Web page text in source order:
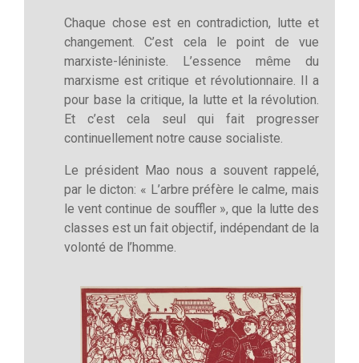
Chaque chose est en contradiction, lutte et
changement. C’est cela le point de vue
marxiste-léniniste. L’essence même du
marxisme est critique et révolutionnaire. Il a
pour base la critique, la lutte et la révolution.
Et c’est cela seul qui fait progresser
continuellement notre cause socialiste.
Le président Mao nous a souvent rappelé,
par le dicton: « L’arbre préfère le calme, mais
le vent continue de souffler », que la lutte des
classes est un fait objectif, indépendant de la
volonté de l’homme.